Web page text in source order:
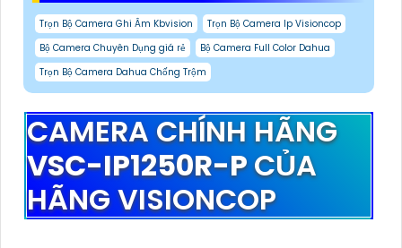
Trọn Bộ Camera Ghi Âm Kbvision
Trọn Bộ Camera Ip Visioncop
Bộ Camera Chuyên Dụng giá rẻ
Bộ Camera Full Color Dahua
Trọn Bộ Camera Dahua Chống Trộm
CAMERA CHÍNH HÃNG
VSC-IP1250R-PCỦA
HÃNG VISIONCOP